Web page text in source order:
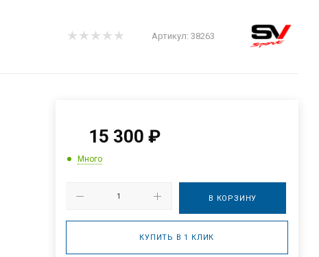
Артикул: 38263
15 300 ₽
Много
В КОРЗИНУ
КУПИТЬ В 1 КЛИК